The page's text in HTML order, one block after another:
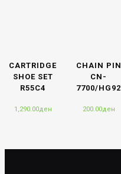
CARTRIDGE
SHOE SET
R55C4
1,290.00ден
CHAIN PIN
CN-
7700/HG92
200.00ден